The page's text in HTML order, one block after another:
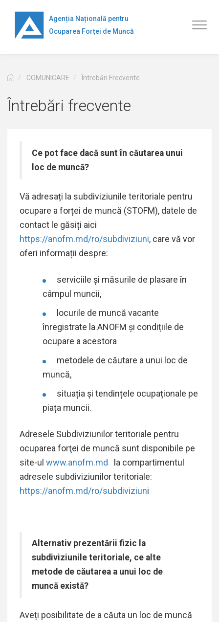
conţinutul
principal
Agenția Națională pentru
Ocuparea Forței de Muncă
COMUNICARE Întrebări Frecvente
Întrebări frecvente
Ce pot face dacă sunt în căutarea unui
loc de muncă?
Vă adresați la subdiviziunile teritoriale pentru
ocupare a forței de muncă (STOFM), datele de
contact le găsiți aici
https://anofm.md/ro/subdiviziuni, care vă vor
oferi informații despre:
serviciile și măsurile de plasare în
câmpul muncii,
locurile de muncă vacante
înregistrate la ANOFM și condițiile de
ocupare a acestora
metodele de căutare a unui loc de
muncă,
situația și tendințele ocupaționale pe
piața muncii.
Adresele Subdiviziunilor teritoriale pentru
ocuparea forţei de muncă sunt disponibile pe
site-ul www.anofm.md la compartimentul
adresele subdiviziunilor teritoriale:
https://anofm.md/ro/subdiviziuni
Alternativ prezentării fizic la
subdiviziunile teritoriale, ce alte
metode de căutarea a unui loc de
muncă există?
Aveți posibilitate de a căuta un loc de muncă